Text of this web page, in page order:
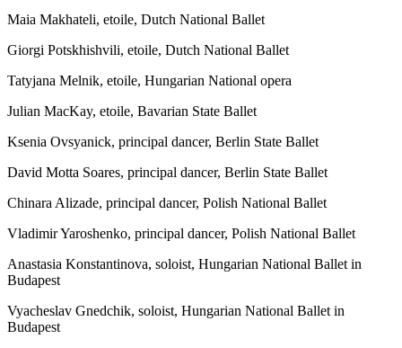
Maia Makhateli, etoile, Dutch National Ballet
Giorgi Potskhishvili, etoile, Dutch National Ballet
Tatyjana Melnik, etoile, Hungarian National opera
Julian MacKay, etoile, Bavarian State Ballet
Ksenia Ovsyanick, principal dancer, Berlin State Ballet
David Motta Soares, principal dancer, Berlin State Ballet
Chinara Alizade, principal dancer, Polish National Ballet
Vladimir Yaroshenko, principal dancer, Polish National Ballet
Αnastasia Konstantinova, soloist, Hungarian National Ballet in
Budapest
Vyacheslav Gnedchik, soloist, Hungarian National Ballet in
Budapest